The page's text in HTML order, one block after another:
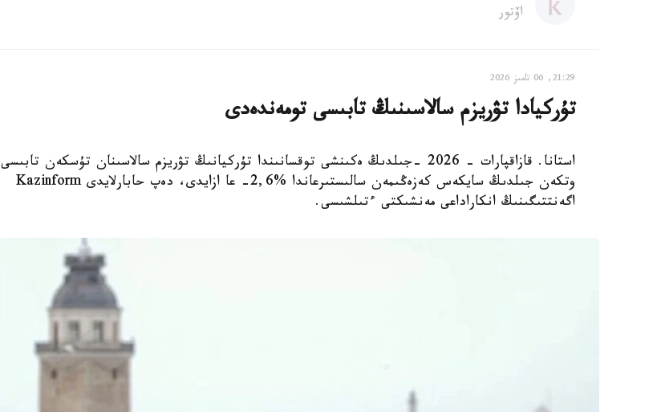
اۆتور
21:29, 06 تامىز 2026
تۇركيادا تۋريزم سالاسىنىڭ تابىسى تومەندەدى
استانا. قازاقپارات - 2026 -جىلدىڭ ەكىنشى توقسانىندا تۇركيانىڭ تۋريزم سالاسىنان تۇسكەن تابىسى
وتكەن جىلدىڭ سايكەس كەزەڭىمەن سالىستىرعاندا %2,6- عا ازايدى، دەپ حابارلايدى Kazinform
اگەنتتىگىنىڭ انكاراداعى مەنشىكتى ءتىلشىسى.